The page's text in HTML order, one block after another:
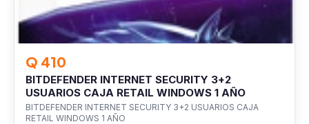
Q 410
BITDEFENDER INTERNET SECURITY 3+2
USUARIOS CAJA RETAIL WINDOWS 1 AÑO
BITDEFENDER INTERNET SECURITY 3+2 USUARIOS CAJA
RETAIL WINDOWS 1 AÑO